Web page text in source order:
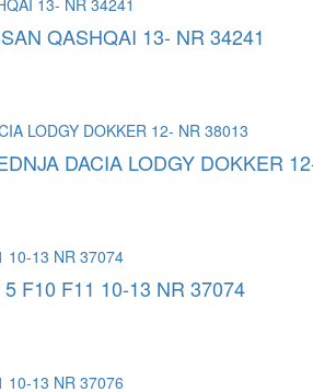
QASHQAI 13- NR 34241
DACIA LODGY DOKKER
F10 F11 10-13 NR 37074